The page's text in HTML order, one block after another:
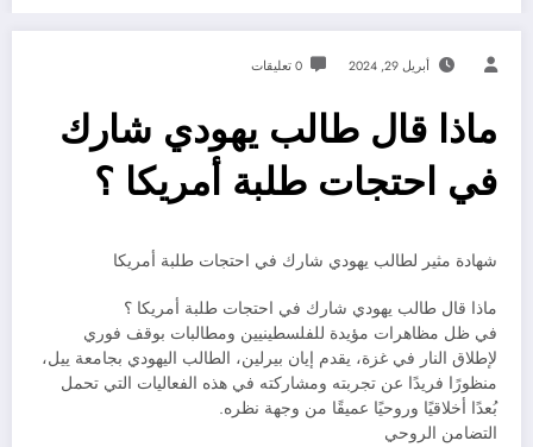
أبريل 29, 2024 0 تعليقات
ماذا قال طالب يهودي شارك
في احتجات طلبة أمريكا ؟
شهادة مثير لطالب يهودي شارك في احتجات طلبة أمريكا
ماذا قال طالب يهودي شارك في احتجات طلبة أمريكا ؟
في ظل مظاهرات مؤيدة للفلسطينيين ومطالبات بوقف فوري
لإطلاق النار في غزة، يقدم إيان بيرلين، الطالب اليهودي بجامعة ييل،
منظورًا فريدًا عن تجربته ومشاركته في هذه الفعاليات التي تحمل
بُعدًا أخلاقيًا وروحيًا عميقًا من وجهة نظره.
التضامن الروحي